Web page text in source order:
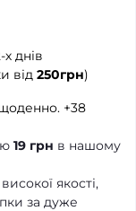
днів
від 250грн)
+38
19 грн в нашому
якості,
за дуже